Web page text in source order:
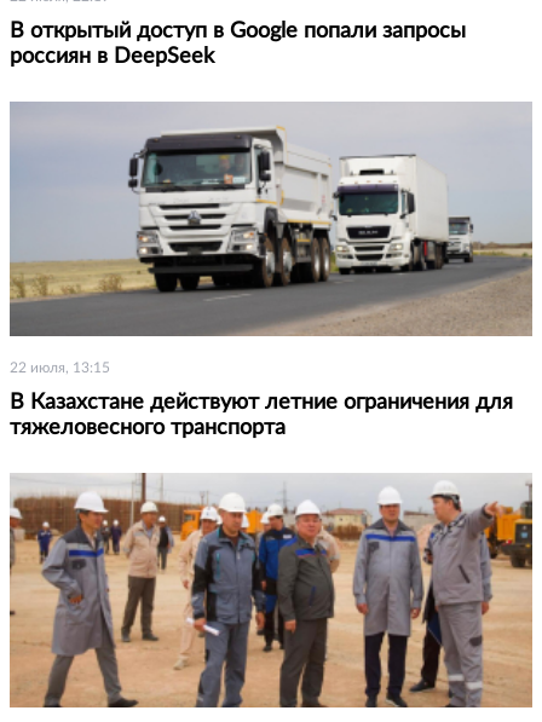
В открытый доступ в Google попали запросы
россиян в DeepSeek
22 июля, 13:15
В Казахстане действуют летние ограничения для
тяжеловесного транспорта